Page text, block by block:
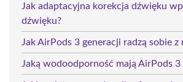
Jak adaptacyjna korekcja dźwięku
dźwięku?
Jak AirPods 3 generacji radzą sobie z
Jaką wodoodporność mają AirPods 3